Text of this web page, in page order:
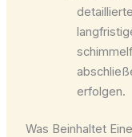
erfolgen.
Was Beinhaltet